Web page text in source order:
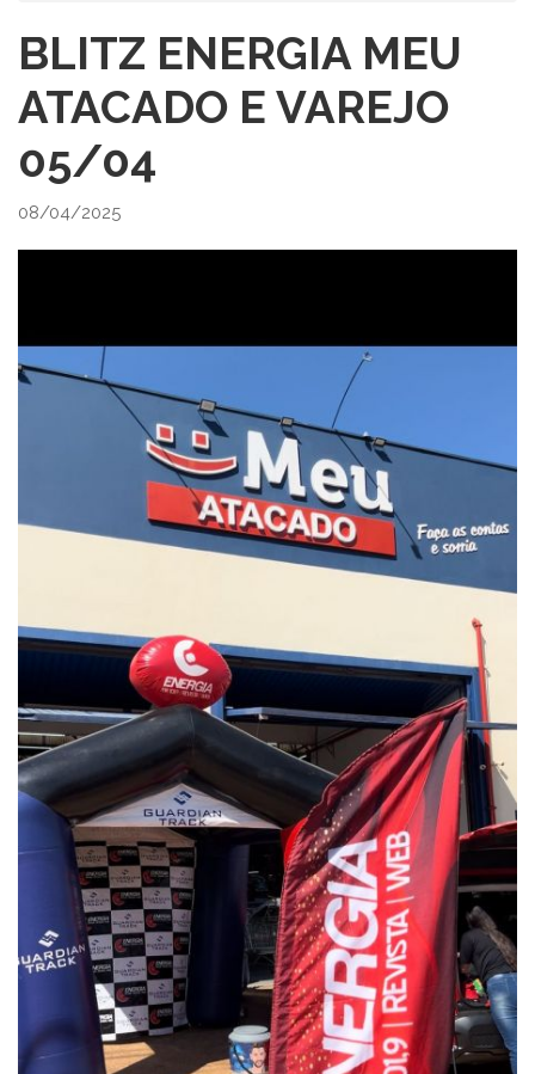
BLITZ ENERGIA MEU
ATACADO E VAREJO
05/04
08/04/2025